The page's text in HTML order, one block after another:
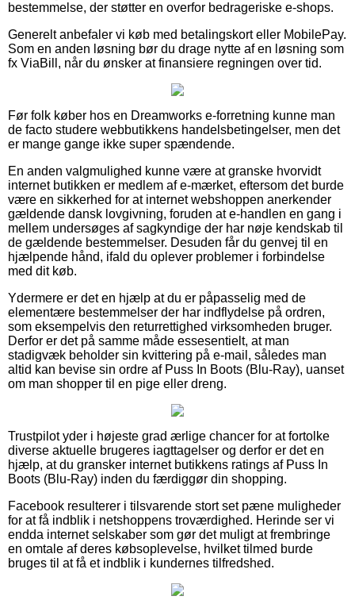
bestemmelse, der støtter en overfor bedrageriske e-shops.
Generelt anbefaler vi køb med betalingskort eller MobilePay.
Som en anden løsning bør du drage nytte af en løsning som
fx ViaBill, når du ønsker at finansiere regningen over tid.
Før folk køber hos en Dreamworks e-forretning kunne man
de facto studere webbutikkens handelsbetingelser, men det
er mange gange ikke super spændende.
En anden valgmulighed kunne være at granske hvorvidt
internet butikken er medlem af e-mærket, eftersom det burde
være en sikkerhed for at internet webshoppen anerkender
gældende dansk lovgivning, foruden at e-handlen en gang i
mellem undersøges af sagkyndige der har nøje kendskab til
de gældende bestemmelser. Desuden får du genvej til en
hjælpende hånd, ifald du oplever problemer i forbindelse
med dit køb.
Ydermere er det en hjælp at du er påpasselig med de
elementære bestemmelser der har indflydelse på ordren,
som eksempelvis den returrettighed virksomheden bruger.
Derfor er det på samme måde essesentielt, at man
stadigvæk beholder sin kvittering på e-mail, således man
altid kan bevise sin ordre af Puss In Boots (Blu-Ray), uanset
om man shopper til en pige eller dreng.
Trustpilot yder i højeste grad ærlige chancer for at fortolke
diverse aktuelle brugeres iagttagelser og derfor er det en
hjælp, at du gransker internet butikkens ratings af Puss In
Boots (Blu-Ray) inden du færdiggør din shopping.
Facebook resulterer i tilsvarende stort set pæne muligheder
for at få indblik i netshoppens troværdighed. Herinde ser vi
endda internet selskaber som gør det muligt at frembringe
en omtale af deres købsoplevelse, hvilket tilmed burde
bruges til at få et indblik i kundernes tilfredshed.